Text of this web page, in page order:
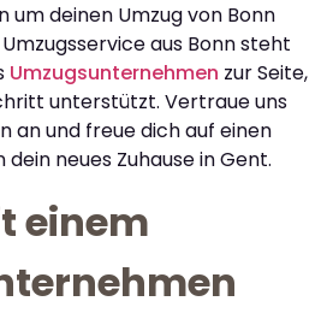
um deinen Umzug von Bonn
aus Bonn steht
Umzugsunternehmen zur Seite,
unterstützt. Vertraue uns
an und freue dich auf einen
neues Zuhause in Gent.
einem